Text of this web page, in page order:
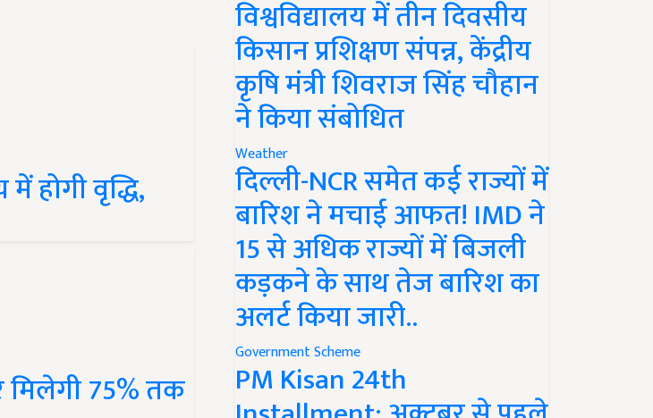
होगी वृद्धि,
मिलेगी 75% तक
विश्वविद्यालय में तीन दिवसीय
किसान प्रशिक्षण संपन्न, केंद्रीय
कृषि मंत्री शिवराज सिंह चौहान
ने किया संबोधित
Weather
दिल्ली-NCR समेत कई राज्यों में
बारिश ने मचाई आफत! IMD ने
15 से अधिक राज्यों में बिजली
कड़कने के साथ तेज बारिश का
अलर्ट किया जारी..
Government Scheme
PM Kisan 24th